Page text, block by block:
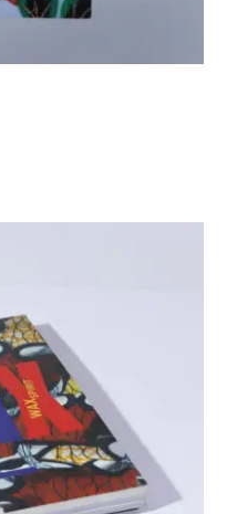
– Wax Spirit